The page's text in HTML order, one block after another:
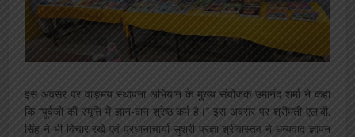
इस अवसर पर वाङ्मय स्थापना अभियान के मुख्य संयोजक उमानंद शर्मा ने कहा
कि ‘‘पूर्वजों की स्मृति में ज्ञान-दान श्रेष्ठ कर्म है।’’ इस अवसर पर श्रीमती एल.बी.
सिंह ने भी विचार रखे एवं प्रधानाचार्या सुश्री प्रज्ञा श्रीवास्तव ने धन्यवाद ज्ञापन